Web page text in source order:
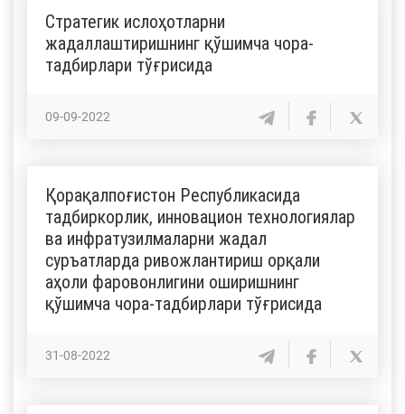
Стратегик ислоҳотларни
жадаллаштиришнинг қўшимча чора-
тадбирлари тўғрисида
09-09-2022
Қорақалпоғистон Реcпубликасида
тадбиркорлик, инновацион технологиялар
ва инфратузилмаларни жадал
суръатларда ривожлантириш орқали
аҳоли фаровонлигини оширишнинг
қўшимча чора-тадбирлари тўғрисида
31-08-2022